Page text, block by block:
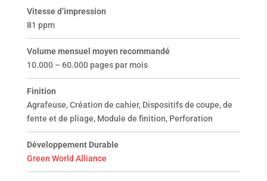
Vitesse d’impression
81 ppm
Volume mensuel moyen recommandé
10.000 – 60.000 pages par mois
Finition
Agrafeuse, Création de cahier, Dispositifs de coupe, de
fente et de pliage, Module de finition, Perforation
Développement Durable
Green World Alliance